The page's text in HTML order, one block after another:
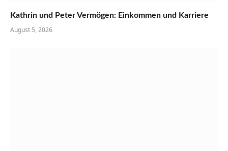
Kathrin und Peter Vermögen: Einkommen und Karriere
August 5, 2026